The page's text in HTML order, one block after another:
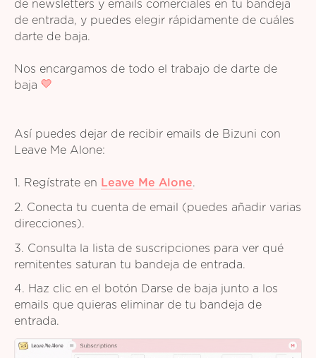
de newsletters y emails comerciales en tu bandeja
de entrada, y puedes elegir rápidamente de cuáles
darte de baja.
Nos encargamos de todo el trabajo de darte de
baja
Así puedes dejar de recibir emails de Bizuni con
Leave Me Alone:
1. Regístrate en Leave Me Alone.
2. Conecta tu cuenta de email (puedes añadir varias
direcciones).
3. Consulta la lista de suscripciones para ver qué
remitentes saturan tu bandeja de entrada.
4. Haz clic en el botón Darse de baja junto a los
emails que quieras eliminar de tu bandeja de
entrada.